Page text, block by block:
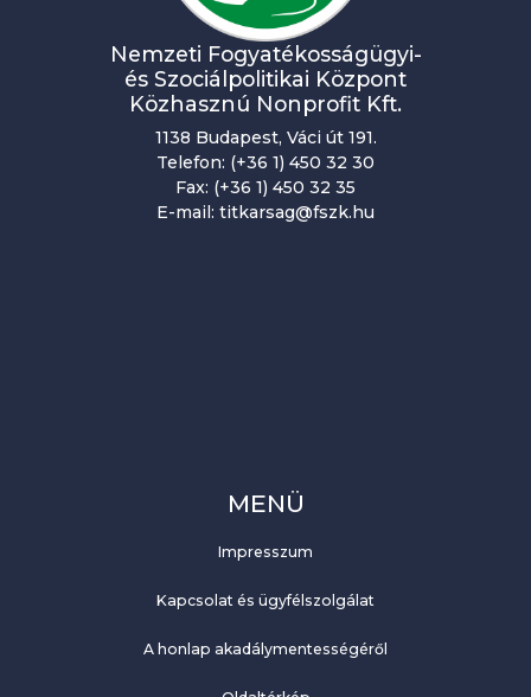
Nemzeti Fogyatékosságügyi-
és Szociálpolitikai Központ
Közhasznú Nonprofit Kft.
1138 Budapest, Váci út 191.
Telefon: (+36 1) 450 32 30
Fax: (+36 1) 450 32 35
E-mail: titkarsag@fszk.hu
MENÜ
Impresszum
Kapcsolat és ügyfélszolgálat
A honlap akadálymentességéről